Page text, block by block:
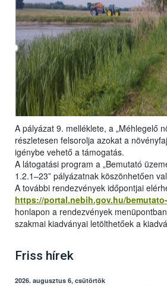
A pályázat 9. melléklete, a „Méhlegelő
részletesen felsorolja azokat a
igénybe vehető a támogatás.
A látogatási program a „Bemutató
1.2.1–23” pályázatnak köszönhetően
A további rendezvények időpontjai
https://portal.nebih.gov.hu/
honlapon a rendezvények
szakmai kiadványai letölthetőek a
Friss hírek
2026. augusztus 6, csütörtök